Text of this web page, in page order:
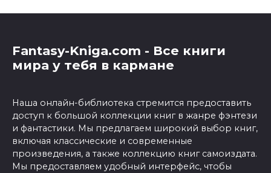
Fantasy-Kniga.com - Все книги
мира у тебя в кармане
Наша онлайн-библиотека стремится предоставить
доступ к большой коллекции книг в жанре фэнтези
и фантастики. Мы предлагаем широкий выбор книг,
включая классические и современные
произведения, а также коллекцию книг самоиздата.
Мы предоставляем удобный интерфейс, чтобы